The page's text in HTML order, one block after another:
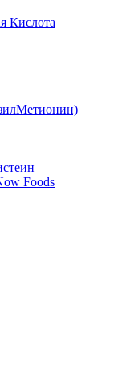
Кислота
Foods